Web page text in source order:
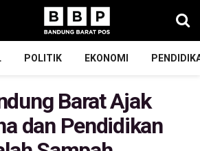
POLITIK EKONOMI
Barat Ajak
dan Pendidikan